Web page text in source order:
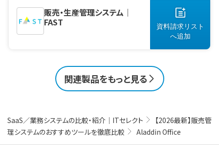
SaaS／業務システムの比較・紹介｜ITセレクト
【2026最新】販売管
理システムのおすすめツールを徹底比較
Aladdin Office
販売・生産管理システム｜
FAST
資料請求リスト
へ追加
関連製品をもっと見る